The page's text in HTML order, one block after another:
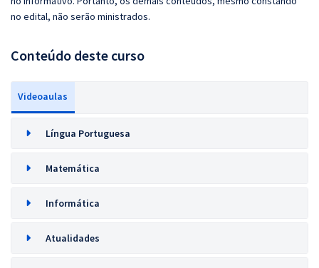
no edital, não serão ministrados.
Conteúdo deste curso
Videoaulas
Língua Portuguesa
Matemática
Informática
Atualidades